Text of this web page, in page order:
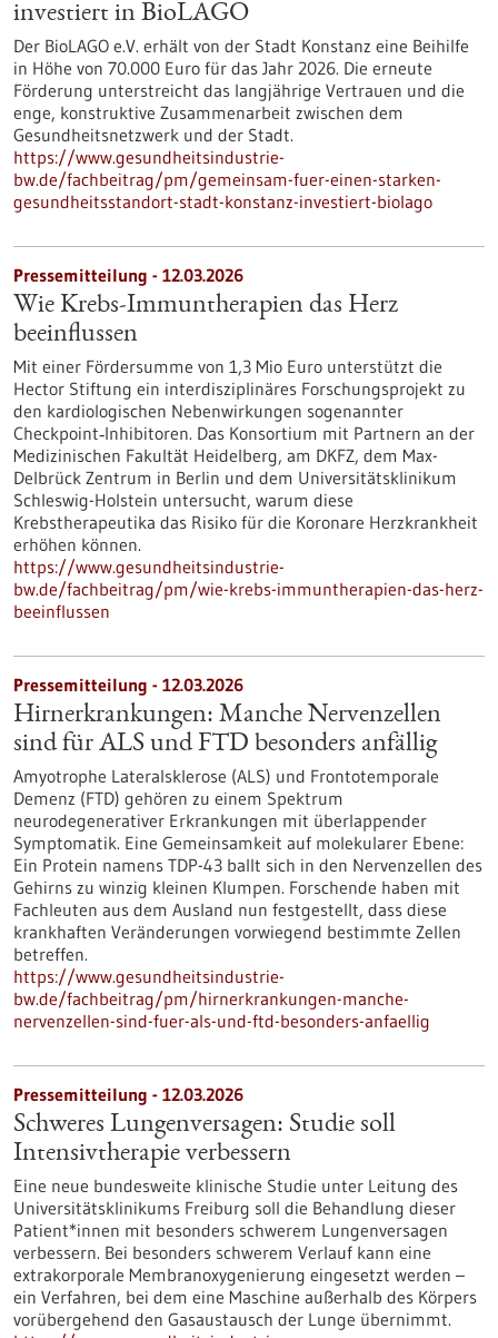
investiert in BioLAGO
Der BioLAGO e.V. erhält von der Stadt Konstanz eine Beihilfe
in Höhe von 70.000 Euro für das Jahr 2026. Die erneute
Förderung unterstreicht das langjährige Vertrauen und die
enge, konstruktive Zusammenarbeit zwischen dem
Gesundheitsnetzwerk und der Stadt.
https://www.gesundheitsindustrie-
bw.de/fachbeitrag/pm/gemeinsam-fuer-einen-starken-
gesundheitsstandort-stadt-konstanz-investiert-biolago
Pressemitteilung - 12.03.2026
Wie Krebs-Immuntherapien das Herz
beeinflussen
Mit einer Fördersumme von 1,3 Mio Euro unterstützt die
Hector Stiftung ein interdisziplinäres Forschungsprojekt zu
den kardiologischen Nebenwirkungen sogenannter
Checkpoint‑Inhibitoren. Das Konsortium mit Partnern an der
Medizinischen Fakultät Heidelberg, am DKFZ, dem Max-
Delbrück Zentrum in Berlin und dem Universitätsklinikum
Schleswig-Holstein untersucht, warum diese
Krebstherapeutika das Risiko für die Koronare Herzkrankheit
erhöhen können.
https://www.gesundheitsindustrie-
bw.de/fachbeitrag/pm/wie-krebs-immuntherapien-das-herz-
beeinflussen
Pressemitteilung - 12.03.2026
Hirnerkrankungen: Manche Nervenzellen
sind für ALS und FTD besonders anfällig
Amyotrophe Lateralsklerose (ALS) und Frontotemporale
Demenz (FTD) gehören zu einem Spektrum
neurodegenerativer Erkrankungen mit überlappender
Symptomatik. Eine Gemeinsamkeit auf molekularer Ebene:
Ein Protein namens TDP-43 ballt sich in den Nervenzellen des
Gehirns zu winzig kleinen Klumpen. Forschende haben mit
Fachleuten aus dem Ausland nun festgestellt, dass diese
krankhaften Veränderungen vorwiegend bestimmte Zellen
betreffen.
https://www.gesundheitsindustrie-
bw.de/fachbeitrag/pm/hirnerkrankungen-manche-
nervenzellen-sind-fuer-als-und-ftd-besonders-anfaellig
Pressemitteilung - 12.03.2026
Schweres Lungenversagen: Studie soll
Intensivtherapie verbessern
Eine neue bundesweite klinische Studie unter Leitung des
Universitätsklinikums Freiburg soll die Behandlung dieser
Patient*innen mit besonders schwerem Lungenversagen
verbessern. Bei besonders schwerem Verlauf kann eine
extrakorporale Membranoxygenierung eingesetzt werden –
ein Verfahren, bei dem eine Maschine außerhalb des Körpers
vorübergehend den Gasaustausch der Lunge übernimmt.